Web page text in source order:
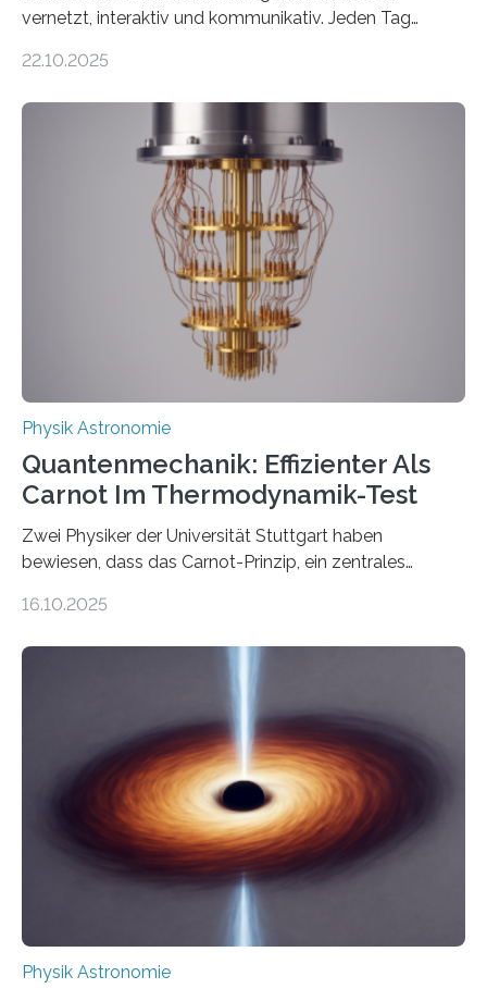
vernetzt, interaktiv und kommunikativ. Jeden Tag
oft von Autor*innen, die eng zusammenarbeiten. Neue
werden schnell weiterentwickelt. Dies ist der Alltag in
der Forschung der Quantentheorie, die dieses Jahr 100
Jahre alt geworden ist, weshalb die UNESCO 2025 zum
Internationalen Jahr der Quantenwissenschaft und -
technologie ausgerufen hat. Doch nun hat eine
internationale Forschungsgruppe um den
22.10.2025
Physik Astronomie
Quantenmechanik: Effizienter Als
Carnot Im Thermodynamik-Test
Zwei Physiker der Universität Stuttgart haben
bewiesen, dass das Carnot-Prinzip, ein zentrales
Größenordnung von Atomen gilt, deren physikalische
Quantenmotoren voranbringen. Das
Wissenschaftsjournal Science Advances veröffentlichte
die Herleitung. (DOI: 10.1126/sciadv.adw8462)
Verbrennungsmotoren oder Dampfturbinen sind
Wärmekraftmaschinen: Sie wandeln thermische
Energie in mechanische Bewegung um – oder anders
ausgedrückt, Wärme in Bewegung. In
quantenmechanischen Experimenten ist es in den…
16.10.2025
Physik Astronomie